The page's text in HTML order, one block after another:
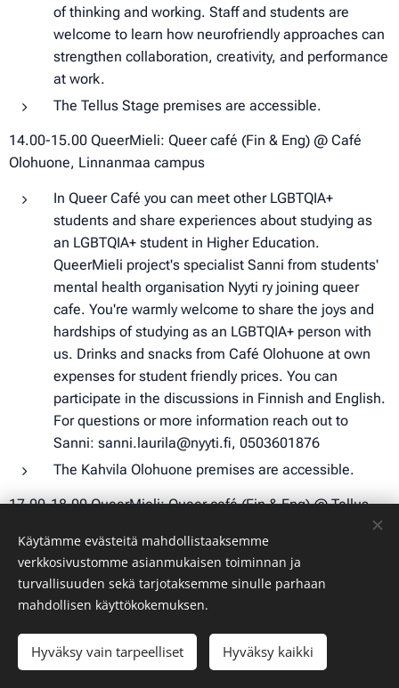
of thinking and working. Staff and students are
welcome to learn how neurofriendly approaches can
strengthen collaboration, creativity, and performance
at work.
The Tellus Stage premises are accessible.
14.00-15.00 QueerMieli: Queer café (Fin & Eng) @ Café
Olohuone, Linnanmaa campus
In Queer Café you can meet other LGBTQIA+
students and share experiences about studying as
an LGBTQIA+ student in Higher Education.
QueerMieli project's specialist Sanni from students'
mental health organisation Nyyti ry joining queer
cafe. You're warmly welcome to share the joys and
hardships of studying as an LGBTQIA+ person with
us. Drinks and snacks from Café Olohuone at own
expenses for student friendly prices. You can
participate in the discussions in Finnish and English.
For questions or more information reach out to
Sanni: sanni.laurila@nyyti.fi, 0503601876
The Kahvila Olohuone premises are accessible.
17.00-18.00 QueerMieli: Queer café (Fin & Eng) @ Tellus
In Queer Café you can meet other LGBTQIA+
students and share experiences about studying as
an LGBTQIA+ student in Higher Education.
mental health organisation Nyyti ry and Veimi Kivelä
from Ooka ry is also joining queer cafe. You're
Luo kotisivut ilmaiseksi! Aloita
Käytämme evästeitä mahdollistaaksemme
verkkosivustomme asianmukaisen toiminnan ja
turvallisuuden sekä tarjotaksemme sinulle parhaan
mahdollisen käyttökokemuksen.
Hyväksy vain tarpeelliset Hyväksy kaikki